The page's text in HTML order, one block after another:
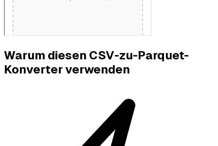
Warum diesen CSV-zu-Parquet-
Konverter verwenden